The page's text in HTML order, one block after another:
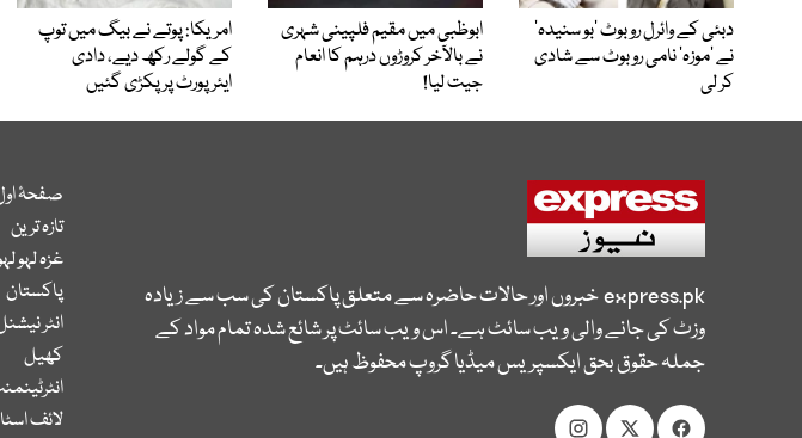
دبئی کے وائرل روبوٹ ’بو سنیدہ‘
نے ’موزہ‘ نامی روبوٹ سے شادی
کر لی
ابوظبی میں مقیم فلپینی شہری
نے بالآخر کروڑوں درہم کا انعام
جیت لیا!
امریکا: پوتے نے بیگ میں توپ
کے گولے رکھ دیے، دادی
ایئرپورٹ پر پکڑی گئیں
express.pkخبروں اور حالات حاضرہ سے متعلق پاکستان کی سب سے زیادہ
وزٹ کی جانے والی ویب سائٹ ہے۔ اس ویب سائٹ پر شائع شدہ تمام مواد کے
جملہ حقوق بحق ایکسپریس میڈیا گروپ محفوظ ہیں۔
صفحۂ
تازہ ترین
غزہ لہو
پاکستان
انٹر
کھیل
لائف